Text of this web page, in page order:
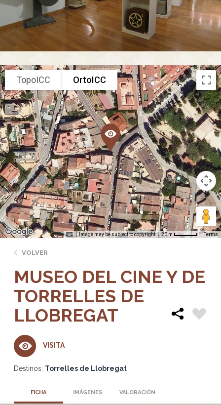
TopoICC OrtoICC
Image may be subject to copyright 20 m Terms
VOLVER
MUSEO DEL CINE Y DE
TORRELLES DE
LLOBREGAT
VISITA
Destinos: Torrelles de Llobregat
FICHA IMÁGENES VALORACIÓN